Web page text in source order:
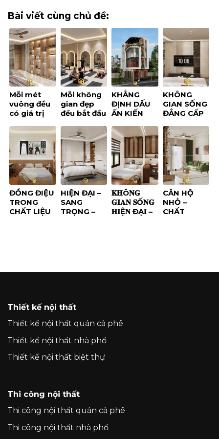
Bài viết cùng chủ đề:
Mỗi mét
vuông đều
có giá trị
thiết kế
đúng cách
Mỗi không
gian đẹp
đều bắt đầu
nghiệm
đúng
KHẲNG
ĐỊNH DẤU
ẤN KIẾN
KHÁC BIỆT
TỪ TỪNG
ĐƯỜNG
NÉT
KHÔNG
GIAN SỐNG
ĐẲNG CẤP
MÀ TINH TẾ
ĐỒNG ĐIỆU
TRONG
CHẤT LIỆU
HIỆN ĐẠI –
SANG
TRỌNG –
𝐊𝐇Ô𝐍𝐆
𝐆𝐈𝐀𝐍 𝐒Ố𝐍𝐆
𝐇𝐈Ệ𝐍 ĐẠ𝐈 –
CĂN HỘ
NHỎ –
CHẤT
Thiết kế nội thất
Thiết kế nội thất quán cà phê
Thiết kế nội thất nhà phố
Thiết kế nội thất biệt thự
Thi công nội thất
Thi công nội thất quán cà phê
Thi công nội thất nhà phố